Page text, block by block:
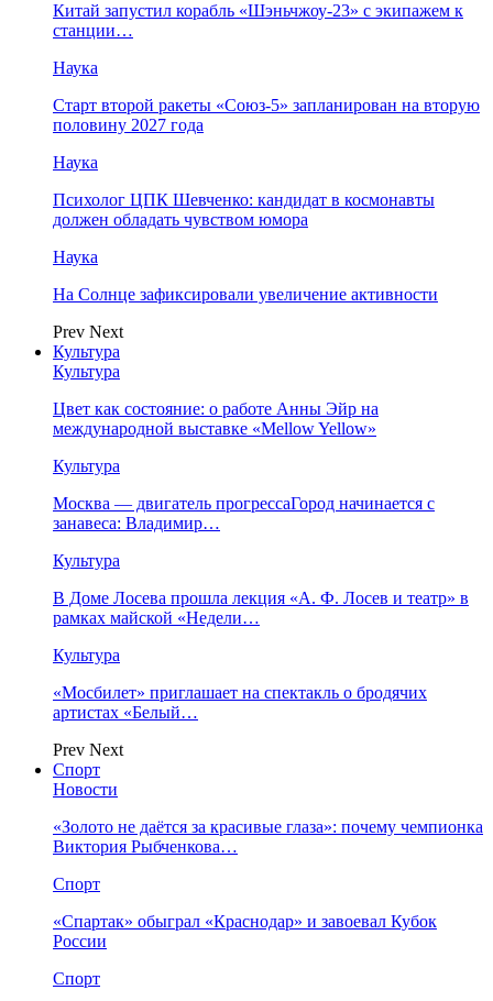
Китай запустил корабль «Шэньчжоу-23» с экипажем к
станции…
Наука
Старт второй ракеты «Союз-5» запланирован на вторую
половину 2027 года
Наука
Психолог ЦПК Шевченко: кандидат в космонавты
должен обладать чувством юмора
Наука
На Солнце зафиксировали увеличение активности
Prev Next
Культура
Культура
Цвет как состояние: о работе Анны Эйр на
международной выставке «Mellow Yellow»
Культура
Москва — двигатель прогрессаГород начинается с
занавеса: Владимир…
Культура
В Доме Лосева прошла лекция «А. Ф. Лосев и театр» в
рамках майской «Недели…
Культура
«Мосбилет» приглашает на спектакль о бродячих
артистах «Белый…
Prev Next
Спорт
Новости
«Золото не даётся за красивые глаза»: почему чемпионка
Виктория Рыбченкова…
Спорт
«Спартак» обыграл «Краснодар» и завоевал Кубок
России
Спорт